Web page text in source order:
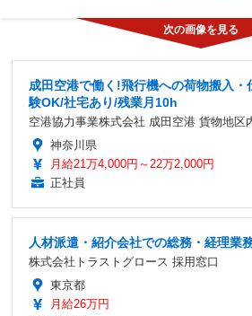
成田空港で働く!飛行機への荷物搬入・
験OK/社宅あり/残業月10h
空港協力事業株式会社 成田空港 貨物地区
神奈川県
月給21万4,000円～22万2,000円
正社員
人材派遣・紹介会社での総務・経理業
株式会社トラストグロース 採用窓口
東京都
月給26万円